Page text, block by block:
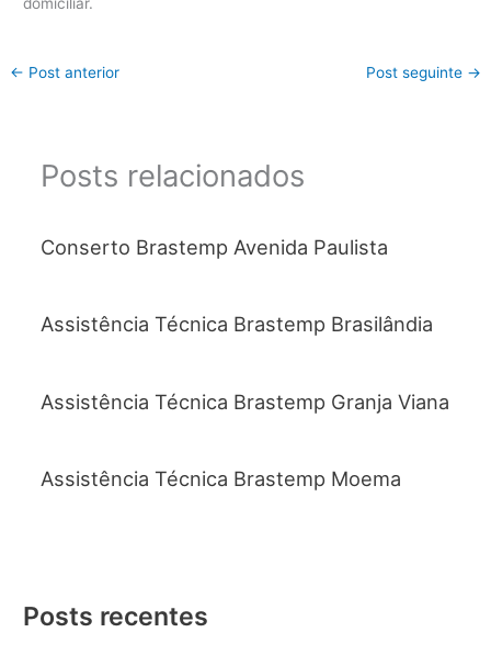
← Post anterior Post seguinte →
Posts relacionados
Conserto Brastemp Avenida Paulista
Assistência Técnica Brastemp Brasilândia
Assistência Técnica Brastemp Granja Viana
Assistência Técnica Brastemp Moema
Posts recentes